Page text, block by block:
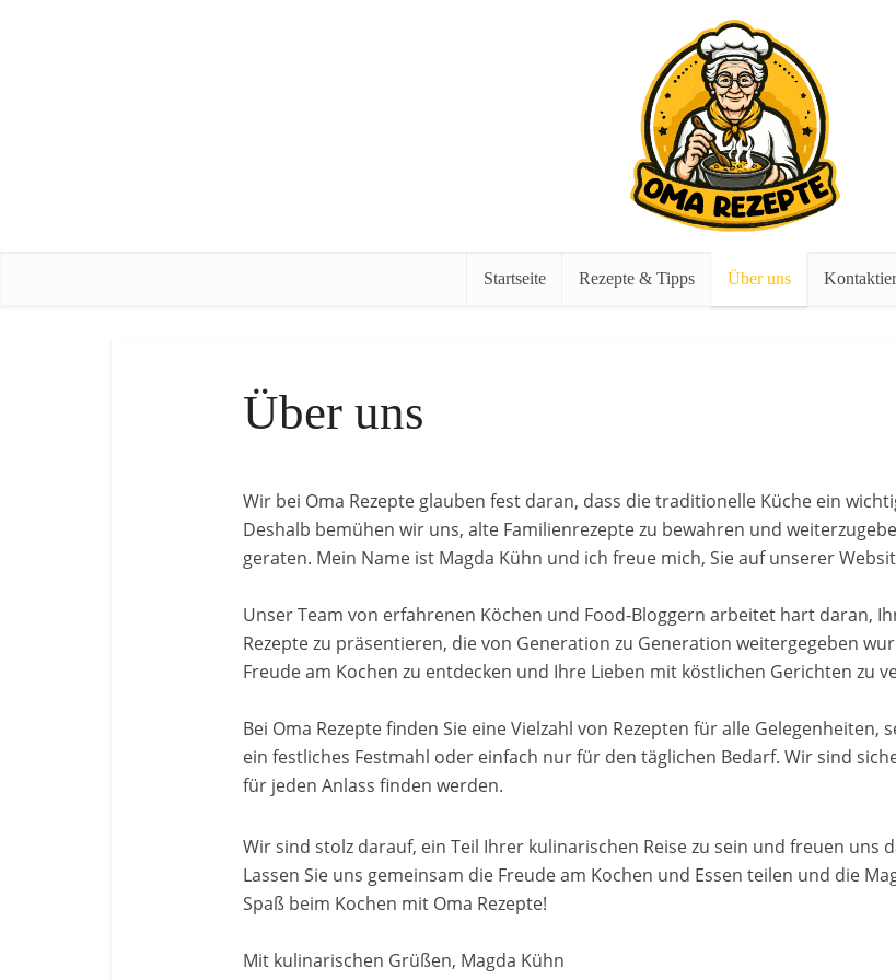
Startseite Rezepte & Tipps Über uns
Über uns
Wir bei Oma Rezepte glauben fest daran, dass die traditionelle Küche ein
Deshalb bemühen wir uns, alte Familienrezepte zu bewahren und
geraten. Mein Name ist Magda Kühn und ich freue mich, Sie auf unserer
Unser Team von erfahrenen Köchen und Food-Bloggern arbeitet hart daran,
Rezepte zu präsentieren, die von Generation zu Generation weitergegeben
Freude am Kochen zu entdecken und Ihre Lieben mit köstlichen Gerichten zu
Bei Oma Rezepte finden Sie eine Vielzahl von Rezepten für alle Gelegenheiten,
ein festliches Festmahl oder einfach nur für den täglichen Bedarf. Wir sind
für jeden Anlass finden werden.
Wir sind stolz darauf, ein Teil Ihrer kulinarischen Reise zu sein und freuen uns
Lassen Sie uns gemeinsam die Freude am Kochen und Essen teilen und die
Spaß beim Kochen mit Oma Rezepte!
Mit kulinarischen Grüßen, Magda Kühn